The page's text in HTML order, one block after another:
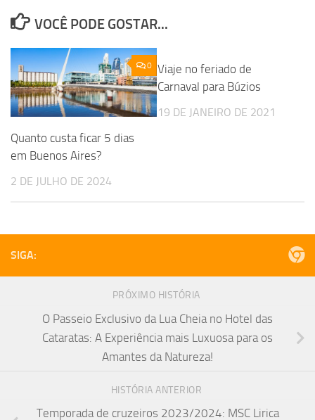
VOCÊ PODE GOSTAR...
0
Quanto custa ficar 5 dias
em Buenos Aires?
2 DE JULHO DE 2024
Viaje no feriado de
Carnaval para Búzios
19 DE JANEIRO DE 2021
SIGA:
PRÓXIMO HISTÓRIA
O Passeio Exclusivo da Lua Cheia no Hotel das
Cataratas: A Experiência mais Luxuosa para os
Amantes da Natureza!
HISTÓRIA ANTERIOR
Temporada de cruzeiros 2023/2024: MSC Lirica